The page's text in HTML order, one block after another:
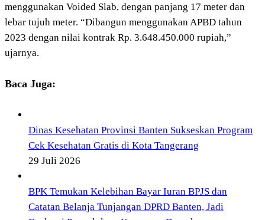
menggunakan Voided Slab, dengan panjang 17 meter dan
lebar tujuh meter. “Dibangun menggunakan APBD tahun
2023 dengan nilai kontrak Rp. 3.648.450.000 rupiah,”
ujarnya.
Baca Juga:
Dinas Kesehatan Provinsi Banten Sukseskan Program
Cek Kesehatan Gratis di Kota Tangerang
29 Juli 2026
BPK Temukan Kelebihan Bayar Iuran BPJS dan
Catatan Belanja Tunjangan DPRD Banten, Jadi